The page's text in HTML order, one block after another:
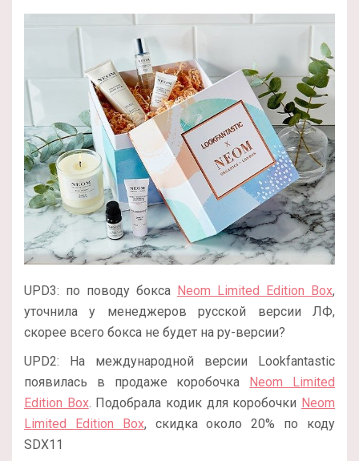
UPD3: по поводу бокса Neom Limited Edition Box,
уточнила у менеджеров русской версии ЛФ,
скорее всего бокса не будет на ру-версии?
UPD2: На международной версии Lookfantastic
появилась в продаже коробочка Neom Limited
Edition Box. Подобрала кодик для коробочки Neom
Limited Edition Box, скидка около 20% по коду
SDX11